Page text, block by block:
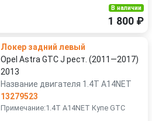
В наличии
1 800 ₽
Локер задний левый
Opel Astra GTC J рест. (2011—2017)
2013
Название двигателя 1.4T A14NET
13279523
Примечание:1.4T A14NET Купе GTC